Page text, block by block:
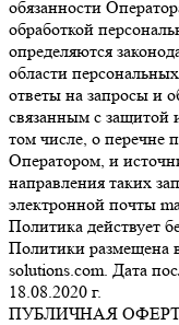
обязанности
обработкой
определяются
области
ответы на запросы и
связанным с защитой
том числе, о перечне
Оператором, и
направления таких
электронной почты
Политика действует
Политики размещена
solutions.com. Дата
18.08.2020 г.
ПУБЛИЧНАЯ